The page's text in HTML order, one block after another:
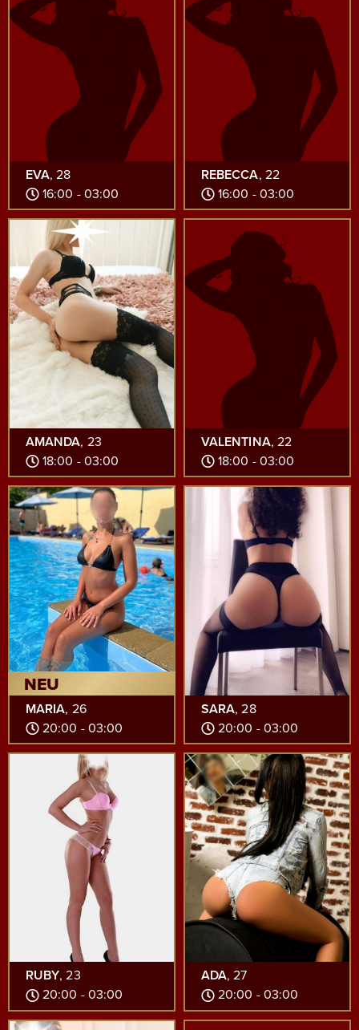
EVA, 28
16:00 - 03:00
REBECCA, 22
16:00 - 03:00
AMANDA, 23
18:00 - 03:00
VALENTINA, 22
18:00 - 03:00
NEU
MARIA, 26
20:00 - 03:00
SARA, 28
20:00 - 03:00
RUBY, 23
20:00 - 03:00
ADA, 27
20:00 - 03:00